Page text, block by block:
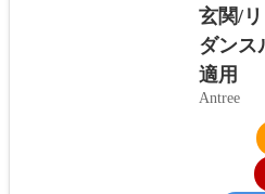
玄関/
ダンス
適用
Antree